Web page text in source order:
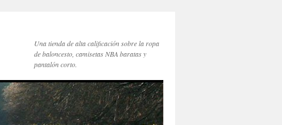
Una tienda de alta calificación sobre la ropa
de baloncesto, camisetas NBA baratas y
pantalón corto.